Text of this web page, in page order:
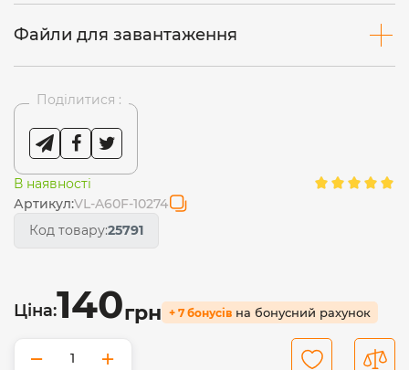
Файли для завантаження
Поділитися :
В наявності
Артикул:VL-A60F-10274
Код товару:25791
Ціна:140грн + 7 бонусів на бонусний рахунок
− +